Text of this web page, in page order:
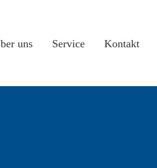
uns Service Kontakt